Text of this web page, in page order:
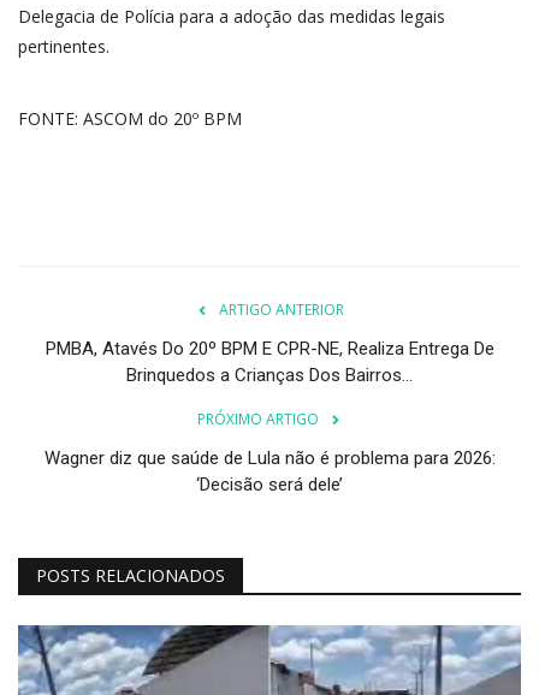
Delegacia de Polícia para a adoção das medidas legais
pertinentes.
FONTE: ASCOM do 20º BPM
ARTIGO ANTERIOR
PMBA, Atavés Do 20º BPM E CPR-NE, Realiza Entrega De
Brinquedos a Crianças Dos Bairros...
PRÓXIMO ARTIGO
Wagner diz que saúde de Lula não é problema para 2026:
‘Decisão será dele’
POSTS RELACIONADOS